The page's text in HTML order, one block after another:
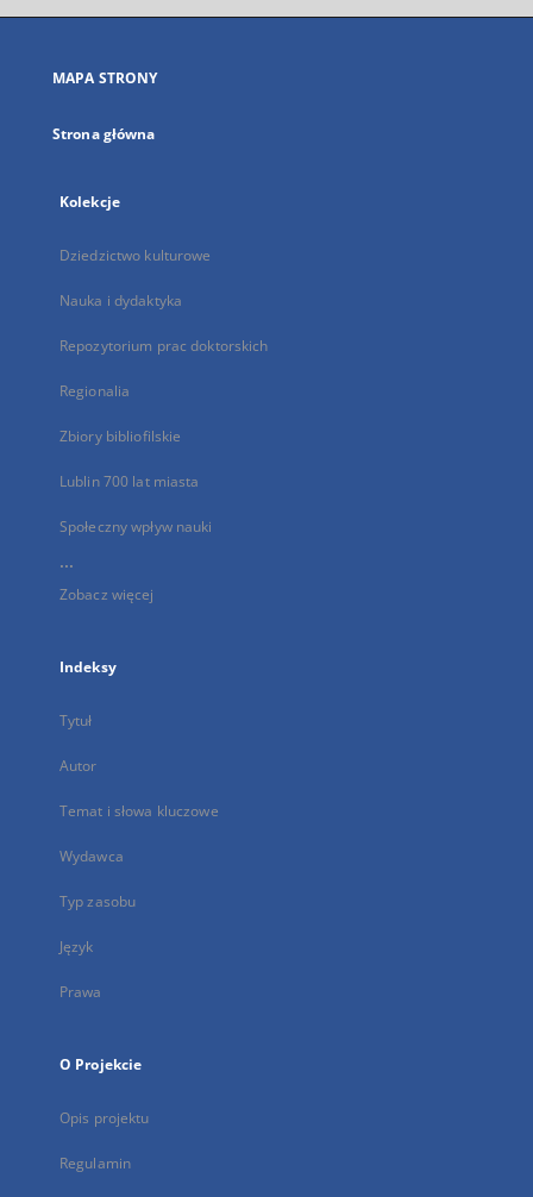
się
karcie
MAPA STRONY
Strona główna
Kolekcje
Dziedzictwo kulturowe
Nauka i dydaktyka
Repozytorium prac doktorskich
Regionalia
Zbiory bibliofilskie
Lublin 700 lat miasta
Społeczny wpływ nauki
...
Zobacz więcej
Indeksy
Tytuł
Autor
Temat i słowa kluczowe
Wydawca
Typ zasobu
Język
Prawa
O Projekcie
Opis projektu
Regulamin